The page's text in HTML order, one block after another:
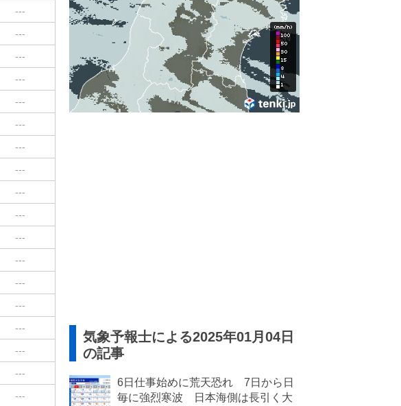
---
---
---
---
---
---
---
---
---
---
---
---
---
---
---
---
---
---
気象予報士による2025年01月04日
の記事
6日仕事始めに荒天恐れ 7日から日
毎に強烈寒波 日本海側は長引く大